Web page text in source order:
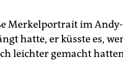
Merkelportrait im
hatte, er küsste es,
leichter gemacht